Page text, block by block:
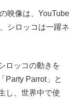
映像は、YouTube
シロッコは一躍ネ
ロッコの動きを
Party Parrot」と
し、世界中で使